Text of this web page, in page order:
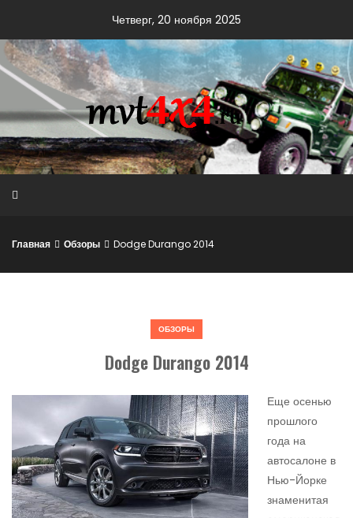
content
Четверг, 20 ноября 2025
Главная Обзоры Dodge Durango 2014
ОБЗОРЫ
Dodge Durango 2014
Еще осенью
прошлого
года на
автосалоне в
Нью-Йорке
знаменитая